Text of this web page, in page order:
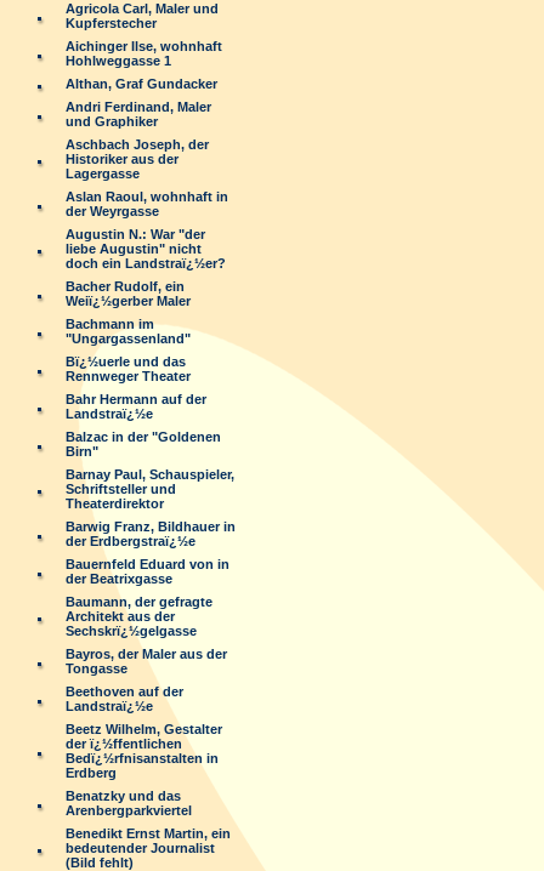
Agricola Carl, Maler und
Kupferstecher
Aichinger Ilse, wohnhaft
Hohlweggasse 1
Althan, Graf Gundacker
Andri Ferdinand, Maler
und Graphiker
Aschbach Joseph, der
Historiker aus der
Lagergasse
Aslan Raoul, wohnhaft in
der Weyrgasse
Augustin N.: War "der
liebe Augustin" nicht
doch ein Landstraï¿½er?
Bacher Rudolf, ein
Weiï¿½gerber Maler
Bachmann im
"Ungargassenland"
Bï¿½uerle und das
Rennweger Theater
Bahr Hermann auf der
Landstraï¿½e
Balzac in der "Goldenen
Birn"
Barnay Paul, Schauspieler,
Schriftsteller und
Theaterdirektor
Barwig Franz, Bildhauer in
der Erdbergstraï¿½e
Bauernfeld Eduard von in
der Beatrixgasse
Baumann, der gefragte
Architekt aus der
Sechskrï¿½gelgasse
Bayros, der Maler aus der
Tongasse
Beethoven auf der
Landstraï¿½e
Beetz Wilhelm, Gestalter
der ï¿½ffentlichen
Bedï¿½rfnisanstalten in
Erdberg
Benatzky und das
Arenbergparkviertel
Benedikt Ernst Martin, ein
bedeutender Journalist
(Bild fehlt)